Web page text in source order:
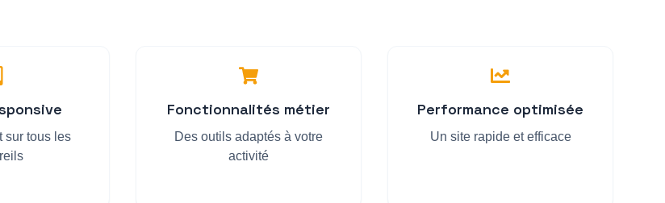
sur tous les
Fonctionnalités métier
Des outils adaptés à votre
activité
Performance optimisée
Un site rapide et efficace